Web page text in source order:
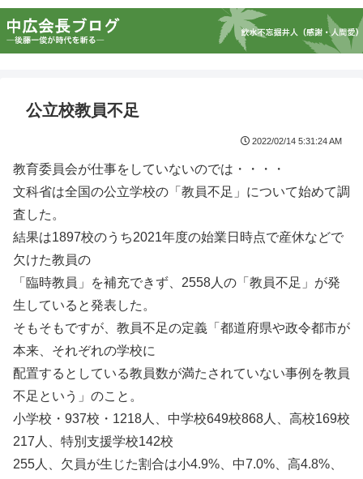
公立校教員不足
2022/02/14 5:31:24 AM
教育委員会が仕事をしていないのでは・・・・
文科省は全国の公立学校の「教員不足」について始めて調
査した。
結果は1897校のうち2021年度の始業日時点で産休などで
欠けた教員の
「臨時教員」を補充できず、2558人の「教員不足」が発
生していると発表した。
そもそもですが、教員不足の定義「都道府県や政令都市が
本来、それぞれの学校に
配置するとしている教員数が満たされていない事例を教員
不足という」のこと。
小学校・937校・1218人、中学校649校868人、高校169校
217人、特別支援学校142校
255人、欠員が生じた割合は小4.9%、中7.0%、高4.8%、